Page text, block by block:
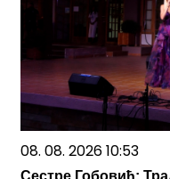
08. 08. 2026 10:53
Сестре Гобовић: